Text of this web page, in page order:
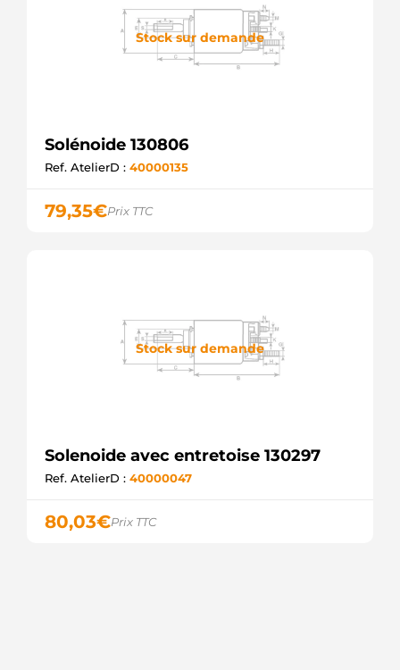
Stock sur demande
Solénoide 130806
Ref. AtelierD : 40000135
79,35€Prix TTC
Stock sur demande
Solenoide avec entretoise 130297
Ref. AtelierD : 40000047
80,03€Prix TTC